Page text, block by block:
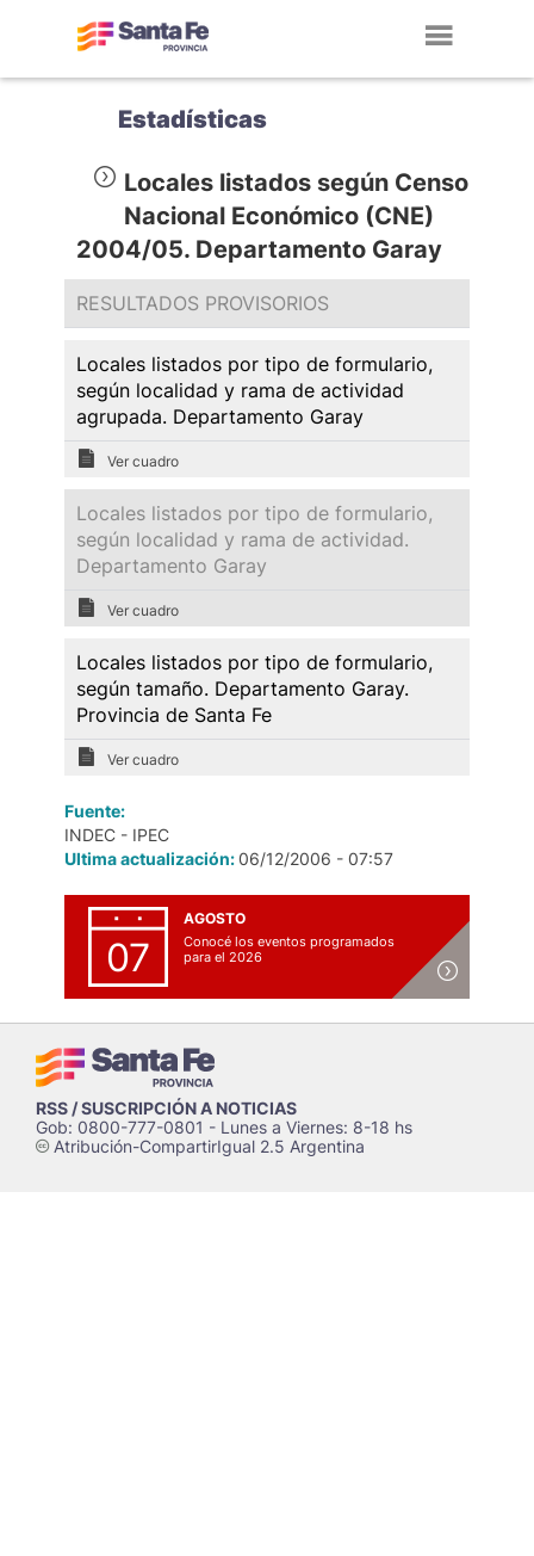
Estadísticas
Locales listados según Censo
Nacional Económico (CNE)
2004/05. Departamento Garay
RESULTADOS PROVISORIOS
Locales listados por tipo de formulario,
según localidad y rama de actividad
agrupada. Departamento Garay
Ver cuadro
Locales listados por tipo de formulario,
según localidad y rama de actividad.
Departamento Garay
Ver cuadro
Locales listados por tipo de formulario,
según tamaño. Departamento Garay.
Provincia de Santa Fe
Ver cuadro
Fuente:
INDEC - IPEC
Ultima actualización:06/12/2006 - 07:57
07
AGOSTO
Conocé los eventos programados
para el 2026
RSS / SUSCRIPCIÓN A NOTICIAS
Gob: 0800-777-0801 - Lunes a Viernes: 8-18 hs
cAtribución-CompartirIgual 2.5 Argentina